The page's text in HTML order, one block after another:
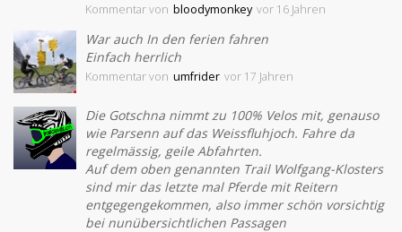
Kommentarvon bloodymonkey vor 16 Jahren
War auch In den ferien fahren
Einfach herrlich
Kommentarvon umfrider vor 17 Jahren
Die Gotschna nimmt zu 100% Velos mit, genauso
wie Parsenn auf das Weissfluhjoch. Fahre da
regelmässig, geile Abfahrten.
Auf dem oben genannten Trail Wolfgang-Klosters
sind mir das letzte mal Pferde mit Reitern
entgegengekommen, also immer schön vorsichtig
bei nunübersichtlichen Passagen